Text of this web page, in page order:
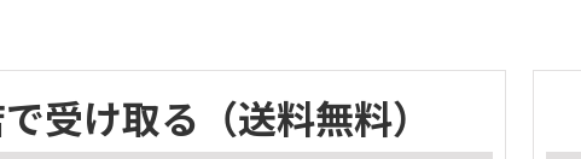
受け取る （送料無料）